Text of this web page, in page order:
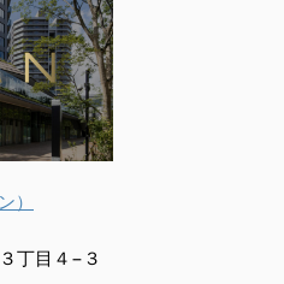
）
丁目４−３